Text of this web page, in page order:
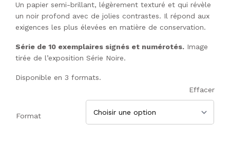
Un papier semi-brillant, légèrement texturé et qui révèle
un noir profond avec de jolies contrastes. Il répond aux
exigences les plus élevées en matière de conservation.
Série de 10 exemplaires signés et numérotés. Image
tirée de l’exposition Série Noire.
Disponible en 3 formats.
Format
Effacer